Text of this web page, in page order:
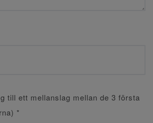
till ett mellanslag mellan de 3 första
*